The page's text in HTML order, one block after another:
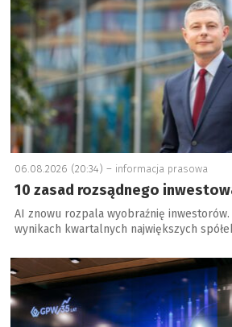
06.08.2026 (20:34) – informacja prasowa
10 zasad rozsądnego
AI znowu rozpala wyobraźnię
wynikach kwartalnych największych
a